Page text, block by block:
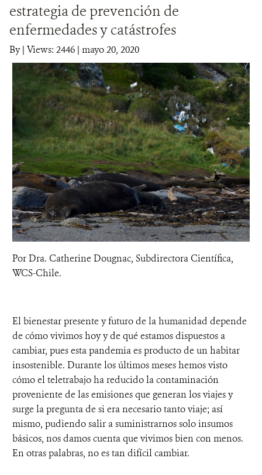
DONA
estrategia de prevención de
enfermedades y catástrofes
By| Views: 2446 | mayo 20, 2020
Por Dra. Catherine Dougnac, Subdirectora Científica,
WCS-Chile.
El bienestar presente y futuro de la humanidad depende
de cómo vivimos hoy y de qué estamos dispuestos a
cambiar, pues esta pandemia es producto de un habitar
insostenible. Durante los últimos meses hemos visto
cómo el teletrabajo ha reducido la contaminación
proveniente de las emisiones que generan los viajes y
surge la pregunta de si era necesario tanto viaje; así
mismo, pudiendo salir a suministrarnos solo insumos
básicos, nos damos cuenta que vivimos bien con menos.
En otras palabras, no es tan difícil cambiar.